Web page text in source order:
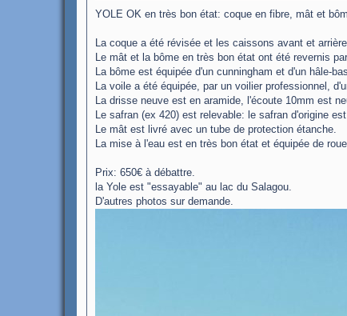
s
e
YOLE OK en très bon état: coque en fibre, mât et
La coque a été révisée et les caissons avant et
Le mât et la bôme en très bon état ont été revernis
La bôme est équipée d'un cunningham et d'un hâle-
La voile a été équipée, par un voilier professionnel,
La drisse neuve est en aramide, l'écoute 10mm est
Le safran (ex 420) est relevable: le safran d'origine
Le mât est livré avec un tube de protection étanche.
La mise à l'eau est en très bon état et équipée de
Prix: 650€ à débattre.
la Yole est "essayable" au lac du Salagou.
D'autres photos sur demande.